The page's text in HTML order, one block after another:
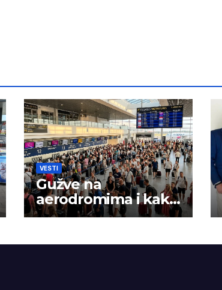
VESTI
Gužve na
aerodromima i kako
se prilagoditi?